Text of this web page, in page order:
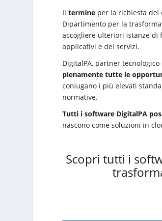
Iltermine per la richiesta dei
Dipartimento per la
accogliere ulteriori istanze di
applicativi e dei servizi.
DigitalPA, partner
pienamente tutte le
coniugano i più elevati
normative.
Tutti i software DigitalPA
nascono come soluzioni in
Scopri tutti i